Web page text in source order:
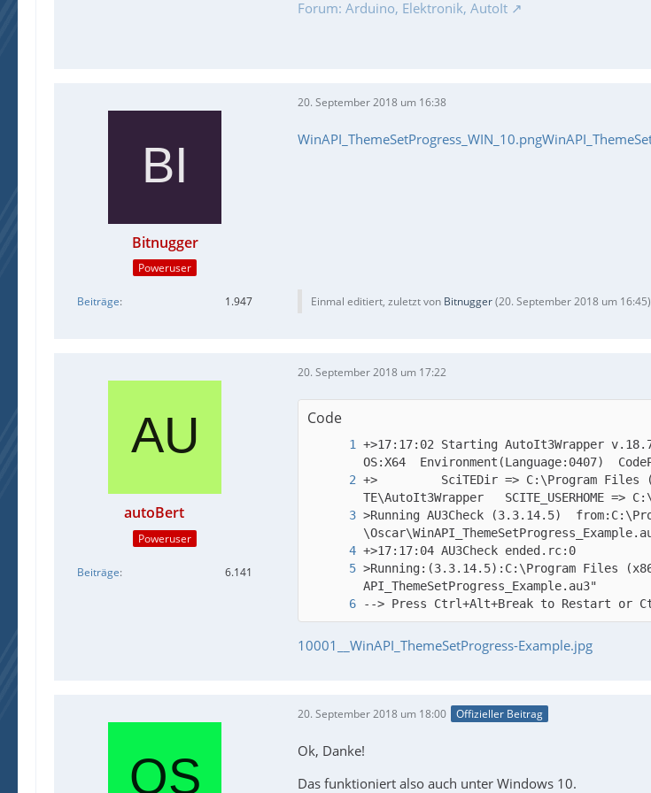
Forum: Arduino, Elektronik, AutoIt
Bitnugger
Poweruser
Beiträge 1.947
20. September 2018 um 16:38
WinAPI_ThemeSetProgress_WIN_10.png
Einmal editiert, zuletzt von Bitnugger(20. September 2018 um 16:45)
autoBert
Poweruser
Beiträge 6.141
20. September 2018 um 17:22
Code
+>17:17:02 Starting AutoIt3Wrapper
+>         SciTEDir => C:\Program Files
>Running AU3Check (3.3.14.5)
>Running:(3.3.14.5):C:\Program Files
--> Press Ctrl+Alt+Break to Restart or
10001__WinAPI_ThemeSetProgress-Example.jpg
20. September 2018 um 18:00 Offizieller Beitrag
Ok, Danke!
Das funktioniert also auch unter Windows 10.